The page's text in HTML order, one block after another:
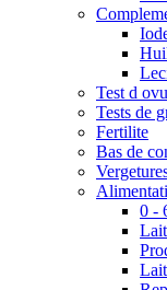
Test d
Tests de
Fertilite
Bas de
0 -